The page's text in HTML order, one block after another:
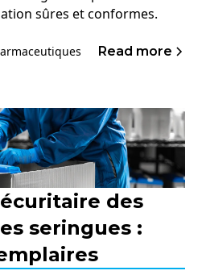
sûres et conformes.
Read more
des
seringues :